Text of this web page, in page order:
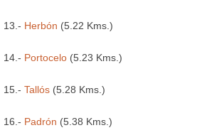
13.- Herbón (5.22 Kms.)
14.- Portocelo (5.23 Kms.)
15.- Tallós (5.28 Kms.)
16.- Padrón (5.38 Kms.)